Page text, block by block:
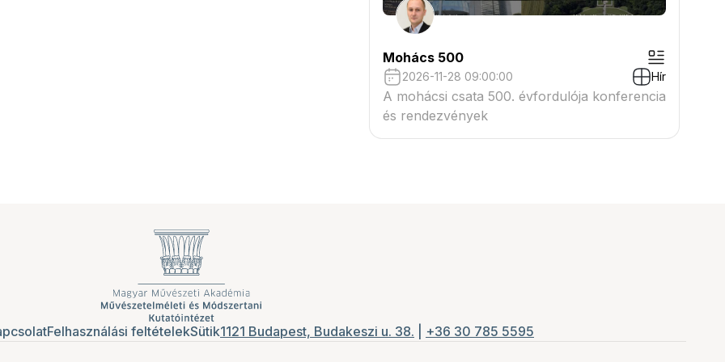
Mohács 500
2026-11-28 09:00:00 Hír
A mohácsi csata 500. évfordulója konferencia
és rendezvények
Felhasználási feltételekSütik1121 Budapest, Budakeszi u. 38. +36 30 785 5595